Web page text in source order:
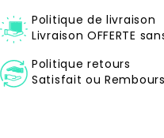
Politique de livraison
Livraison OFFERTE
Politique retours
Satisfait ou